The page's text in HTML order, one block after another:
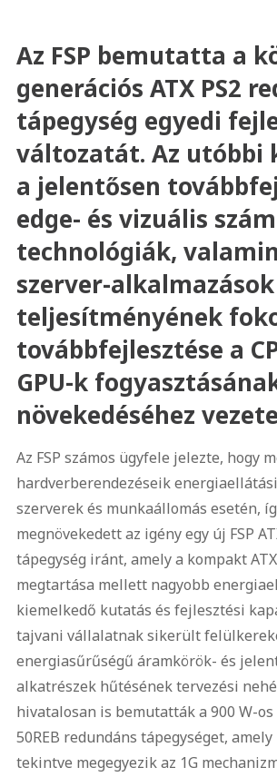
Az FSP bemutatta a
generációs ATX PS2
tápegység egyedi
változatát. Az utóbbi
a jelentősen
edge- és vizuális
technológiák,
szerver-alkalmazások
teljesítményének
továbbfejlesztése a
GPU-k
növekedéséhez
Az FSP számos ügyfele jelezte, hogy
hardverberendezéseik
szerverek és munkaállomás esetén,
megnövekedett az igény egy új FSP
tápegység iránt, amely a kompakt
megtartása mellett nagyobb
kiemelkedő kutatás és fejlesztési
tajvani vállalatnak sikerült
energiasűrűségű áramkörök- és
alkatrészek hűtésének tervezési
hivatalosan is bemutatták a 900 W-os
50REB redundáns tápegységet,
tekintve megegyezik az 1G